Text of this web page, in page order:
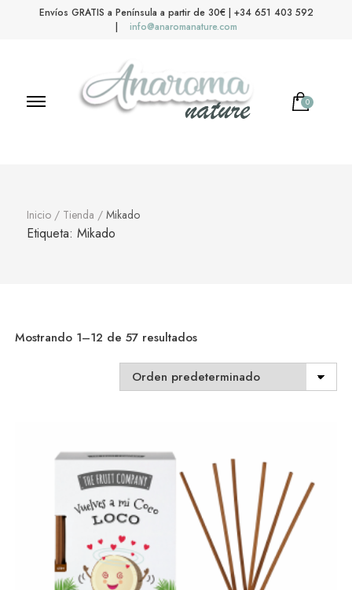
Envíos GRATIS a Península a partir de 30€ | +34 651 403 592
|
info@anaromanature.com
0
Inicio / Tienda / Mikado
Etiqueta: Mikado
Mostrando 1–12 de 57 resultados